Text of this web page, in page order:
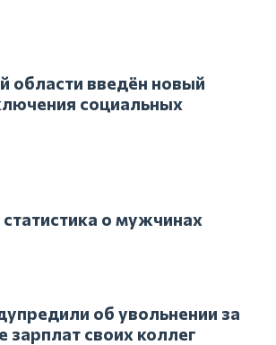
области введён новый
социальных
о мужчинах
об увольнении за
зарплат своих коллег